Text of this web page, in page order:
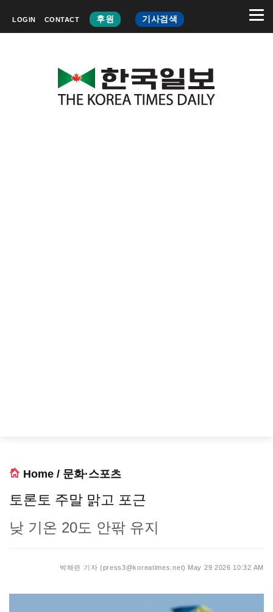
LOGIN CONTACT 후원 기사검색
Home / 문화·스포츠
토론토 주말 맑고 포근
낮 기온 20도 안팎 유지
박해련 기자 (press3@koreatimes.net) May 29 2026 10:32 AM